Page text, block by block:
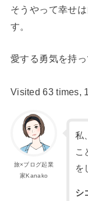
そうやって幸せ
す。
愛する勇気を持
Visited 63 times,
旅×ブログ起業
家Kanako
私
こ
を
シ